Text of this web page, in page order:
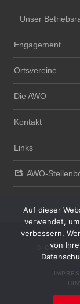
Unser
Engagement
Ortsvereine
Die AWO
Kontakt
Links
AWO-
©
Auf dieser
verwendet,
verbessern.
von